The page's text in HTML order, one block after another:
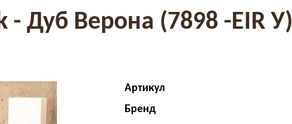
- Дуб Верона (7898 -EIR У)
Артикул
Бренд